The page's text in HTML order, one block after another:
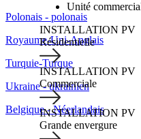
Polonais - polonais
Royaume-Uni-Anglais
Turquie-Turque
Ukraine - ukrainien
Belgique - Néerlandais
Unité
INSTALLATION PV
Résidentielle
INSTALLATION PV
Commerciale
INSTALLATION PV
Grande envergure